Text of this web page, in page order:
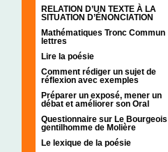
RELATION D’UN TEXTE À LA
SITUATION D’ÉNONCIATION
Mathématiques Tronc Commun
lettres
Lire la poésie
Comment rédiger un sujet de
réflexion avec exemples
Préparer un exposé, mener un
débat et améliorer son Oral
Questionnaire sur Le Bourgeois
gentilhomme de Molière
Le lexique de la poésie